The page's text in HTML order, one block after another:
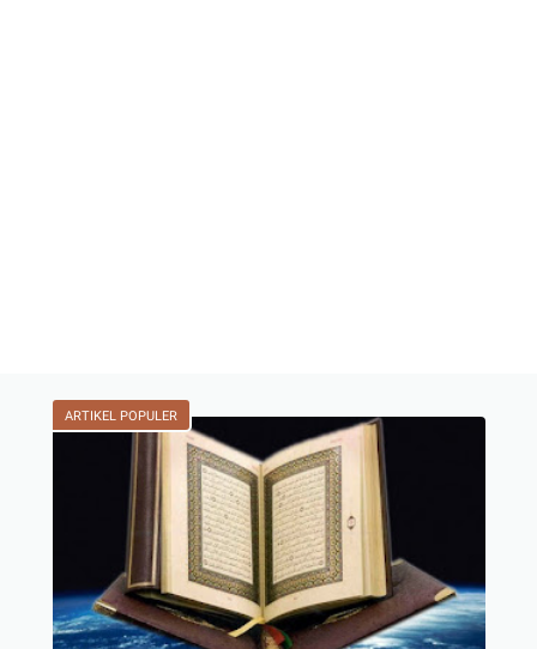
ARTIKEL POPULER